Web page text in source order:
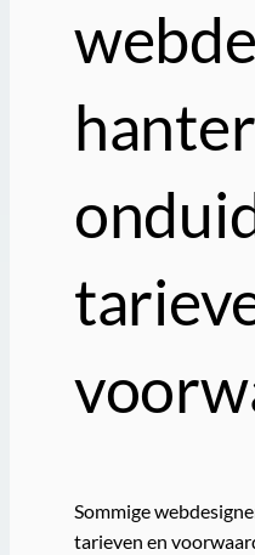
Sommige
tarieven en